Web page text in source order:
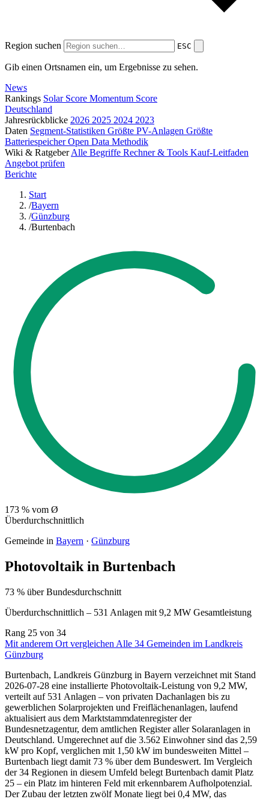
Region suchen ESC
Gib einen Ortsnamen ein, um Ergebnisse zu sehen.
News
Rankings Solar Score Momentum Score
Deutschland
Jahresrückblicke 2026 2025 2024 2023
Daten Segment-Statistiken Größte PV-Anlagen Größte
BatteriespeicherOpen Data Methodik
Wiki & Ratgeber Alle Begriffe Rechner & Tools Kauf-Leitfaden
Angebot prüfen
Berichte
Start
/Bayern
/Günzburg
/Burtenbach
173 % vom Ø
Überdurchschnittlich
Gemeinde in Bayern · Günzburg
Photovoltaik in Burtenbach
73 % über Bundesdurchschnitt
Überdurchschnittlich – 531 Anlagen mit 9,2 MW Gesamtleistung
Rang 25 von 34
Mit anderem Ort vergleichen Alle 34 Gemeinden im Landkreis
Günzburg
Burtenbach, Landkreis Günzburg in Bayern verzeichnet mit Stand
2026-07-28 eine installierte Photovoltaik-Leistung von 9,2 MW,
verteilt auf 531 Anlagen – von privaten Dachanlagen bis zu
gewerblichen Solarprojekten und Freiflächenanlagen, laufend
aktualisiert aus dem Marktstammdatenregister der
Bundesnetzagentur, dem amtlichen Register aller Solaranlagen in
Deutschland. Umgerechnet auf die 3.562 Einwohner sind das 2,59
kW pro Kopf, verglichen mit 1,50 kW im bundesweiten Mittel –
Burtenbach liegt damit 73 % über dem Bundeswert. Im Vergleich
der 34 Regionen in diesem Umfeld belegt Burtenbach damit Platz
25 – ein Platz im hinteren Feld mit erkennbarem Aufholpotenzial.
Der Zubau der letzten zwölf Monate liegt bei 0,4 MW, das